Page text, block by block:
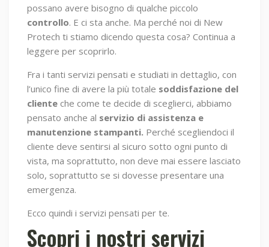
possano avere bisogno di qualche piccolo
controllo. E ci sta anche. Ma perché noi di New
Protech ti stiamo dicendo questa cosa? Continua a
leggere per scoprirlo.
Fra i tanti servizi pensati e studiati in dettaglio, con
l’unico fine di avere la più totale soddisfazione del
cliente che come te decide di sceglierci, abbiamo
pensato anche al servizio di assistenza e
manutenzione stampanti. Perché scegliendoci il
cliente deve sentirsi al sicuro sotto ogni punto di
vista, ma soprattutto, non deve mai essere lasciato
solo, soprattutto se si dovesse presentare una
emergenza.
Ecco quindi i servizi pensati per te.
Scopri i nostri servizi